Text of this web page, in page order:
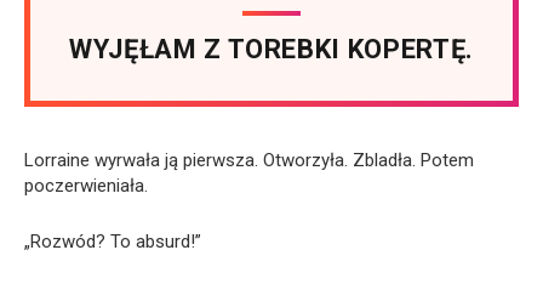
WYJĘŁAM Z TOREBKI KOPERTĘ.
Lorraine wyrwała ją pierwsza. Otworzyła. Zbladła. Potem
poczerwieniała.
„Rozwód? To absurd!”